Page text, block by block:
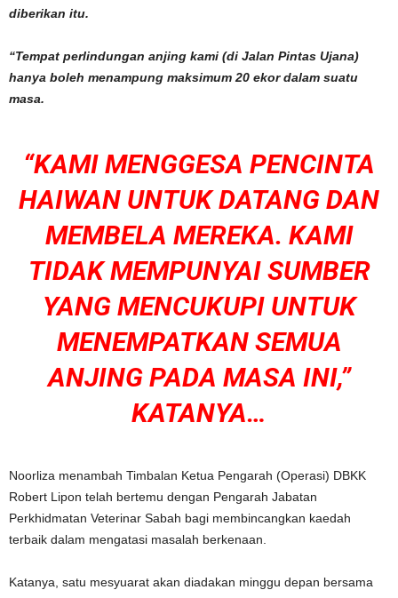
diberikan itu.
“Tempat perlindungan anjing kami (di Jalan Pintas Ujana)
hanya boleh menampung maksimum 20 ekor dalam suatu
masa.
“KAMI MENGGESA PENCINTA
HAIWAN UNTUK DATANG DAN
MEMBELA MEREKA. KAMI
TIDAK MEMPUNYAI SUMBER
YANG MENCUKUPI UNTUK
MENEMPATKAN SEMUA
ANJING PADA MASA INI,”
KATANYA…
Noorliza menambah Timbalan Ketua Pengarah (Operasi) DBKK
Robert Lipon telah bertemu dengan Pengarah Jabatan
Perkhidmatan Veterinar Sabah bagi membincangkan kaedah
terbaik dalam mengatasi masalah berkenaan.
Katanya, satu mesyuarat akan diadakan minggu depan bersama